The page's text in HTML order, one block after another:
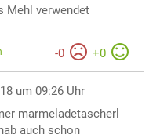
Mehl verwendet
-0 +0
um 09:26 Uhr
marmeladetascherl
auch schon